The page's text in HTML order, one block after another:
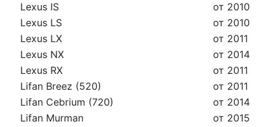
Lexus IS
от 2010
Lexus LS
от 2010
Lexus LX
от 2011
Lexus NX
от 2014
Lexus RX
от 2011
Lifan Breez (520)
от 2011
Lifan Cebrium (720)
от 2014
Lifan Murman
от 2015